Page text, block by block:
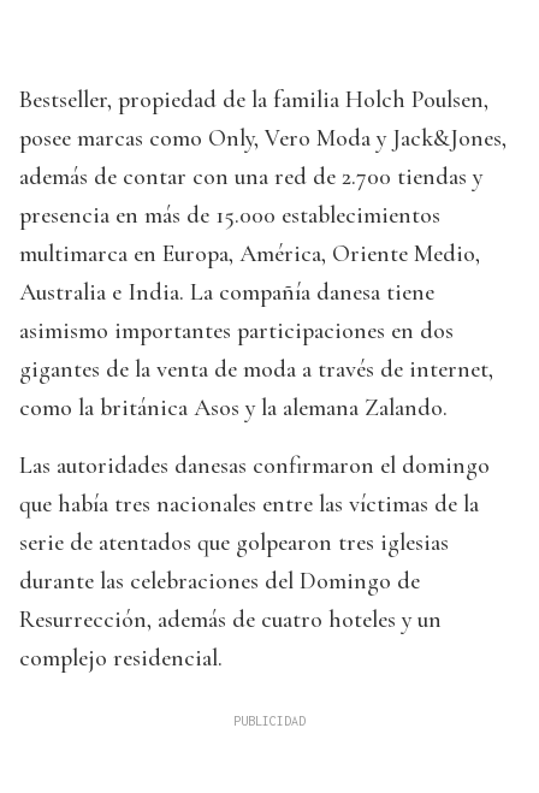
Bestseller, propiedad de la familia Holch Poulsen,
posee marcas como Only, Vero Moda y Jack&Jones,
además de contar con una red de 2.700 tiendas y
presencia en más de 15.000 establecimientos
multimarca en Europa, América, Oriente Medio,
Australia e India. La compañía danesa tiene
asimismo importantes participaciones en dos
gigantes de la venta de moda a través de internet,
como la británica Asos y la alemana Zalando.
Las autoridades danesas confirmaron el domingo
que había tres nacionales entre las víctimas de la
serie de atentados que golpearon tres iglesias
durante las celebraciones del Domingo de
Resurrección, además de cuatro hoteles y un
complejo residencial.